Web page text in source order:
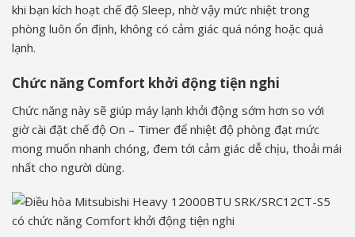
khi bạn kích hoạt chế độ Sleep, nhờ vậy mức nhiệt trong
phòng luôn ổn định, không có cảm giác quá nóng hoặc quá
lạnh.
Chức năng Comfort khởi động tiện nghi
Chức năng này sẽ giúp máy lạnh khởi động sớm hơn so với
giờ cài đặt chế độ On – Timer để nhiệt độ phòng đạt mức
mong muốn nhanh chóng, đem tới cảm giác dễ chịu, thoải mái
nhất cho người dùng.